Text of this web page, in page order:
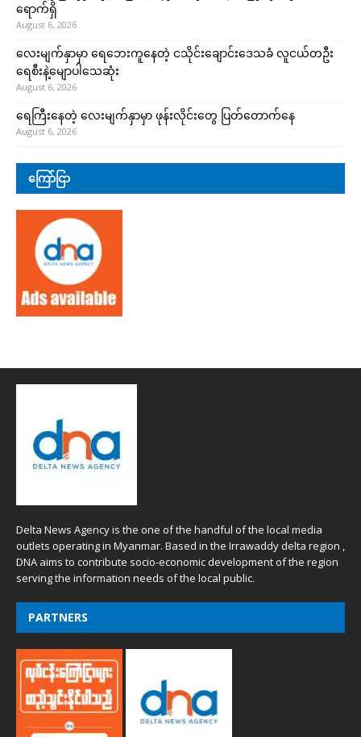
ရောက်ရှိ
August 6, 2026
လေးမျက်နှာမှာ ရေဘေးကူနေတဲ့ ငသိုင်းချောင်းဒေသခံ လူငယ်တဦး
ရေစီးနဲ့မျောပါသေဆုံး
August 6, 2026
ရေကြီးနေတဲ့ လေးမျက်နှာမှာ ဖုန်းလိုင်းတွေ ပြတ်တောက်နေ
August 6, 2026
ကြော်ငြာ
Delta News Agency is the one of the handful of the local media
outlets operating in Myanmar. Based in the Irrawaddy delta region ,
DNA aims to contribute socio-economic development of the region
serving the information needs of the local public.
PARTNERS